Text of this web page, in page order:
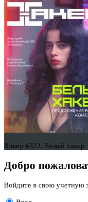
Хакер #322. Белый хакер
Добро
Войдите в свою учетную